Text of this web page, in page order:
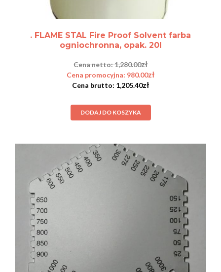
. FLAME STAL Fire Proof Solvent farba
ogniochronna, opak. 20l
1,280.00zł
980.00zł
1,205.40zł
DODAJ DO KOSZYKA